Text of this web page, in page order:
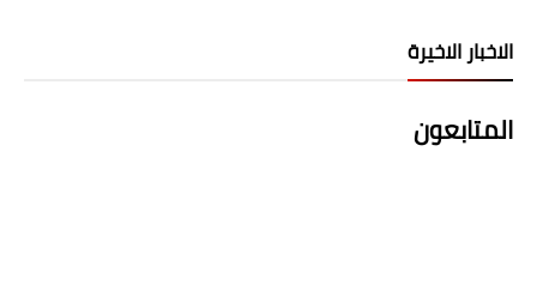
الاخبار الاخيرة
المتابعون